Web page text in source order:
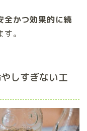
全かつ効果的に続
。
しすぎない工